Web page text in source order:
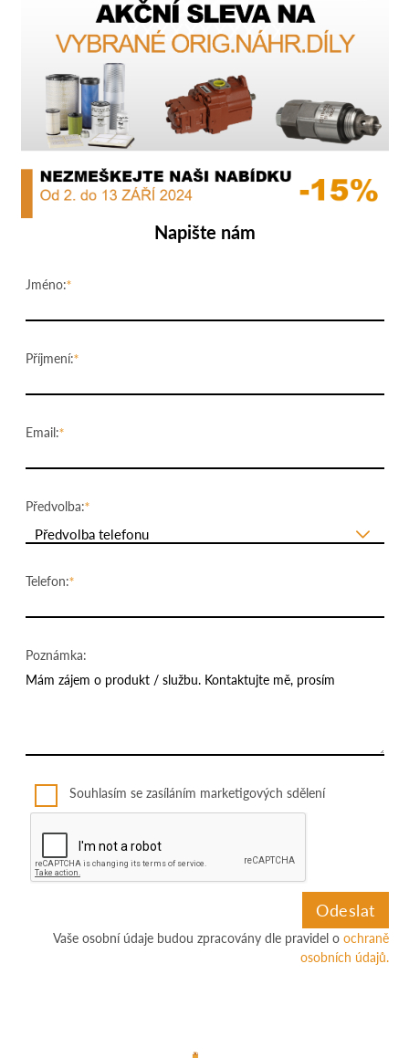
Napište nám
Jméno:
Příjmení:
Email:
Předvolba:
Předvolba telefonu
Telefon:
Poznámka:
Souhlasím se zasíláním marketigových sdělení
Vaše osobní údaje budou zpracovány dle pravidel o ochraně
osobních údajů.